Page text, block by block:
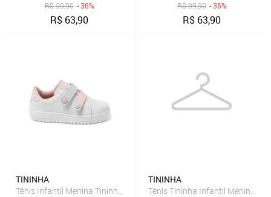
R$99,90 - 36%
R$ 63,90
R$99,90 - 36%
R$ 63,90
TININHA
Tênis Infantil Menina Tininha Volta as Aulas Casual Escolar
TININHA
Tênis Tininha Infantil Menina